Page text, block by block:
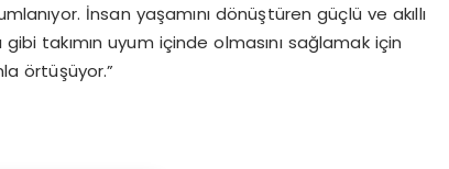
İnsan yaşamını dönüştüren güçlü ve akıllı
takımın uyum içinde olmasını sağlamak için
örtüşüyor.”